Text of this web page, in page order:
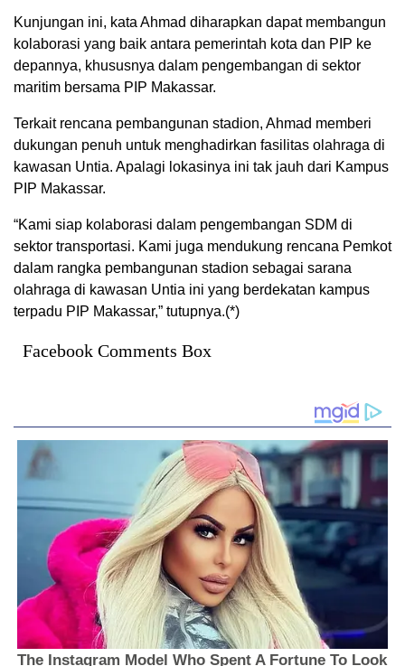
Kunjungan ini, kata Ahmad diharapkan dapat membangun
kolaborasi yang baik antara pemerintah kota dan PIP ke
depannya, khususnya dalam pengembangan di sektor
maritim bersama PIP Makassar.
Terkait rencana pembangunan stadion, Ahmad memberi
dukungan penuh untuk menghadirkan fasilitas olahraga di
kawasan Untia. Apalagi lokasinya ini tak jauh dari Kampus
PIP Makassar.
“Kami siap kolaborasi dalam pengembangan SDM di
sektor transportasi. Kami juga mendukung rencana Pemkot
dalam rangka pembangunan stadion sebagai sarana
olahraga di kawasan Untia ini yang berdekatan kampus
terpadu PIP Makassar,” tutupnya.(*)
Facebook Comments Box